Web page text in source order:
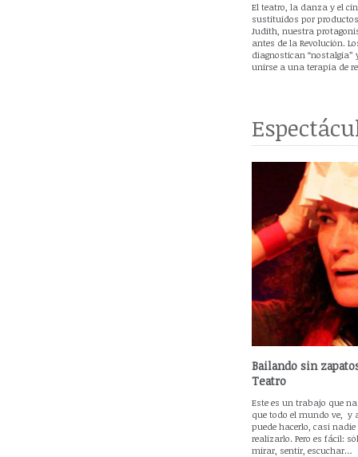
El teatro, la danza y el
sustituidos por
Judith, nuestra
antes de la Revolución.
diagnostican
unirse a una terapia de
Bailando sin
Teatro
Este es un trabajo que
que todo el mundo ve, y
puede hacerlo, casi
realizarlo. Pero es fácil:
mirar, sentir, escuchar…